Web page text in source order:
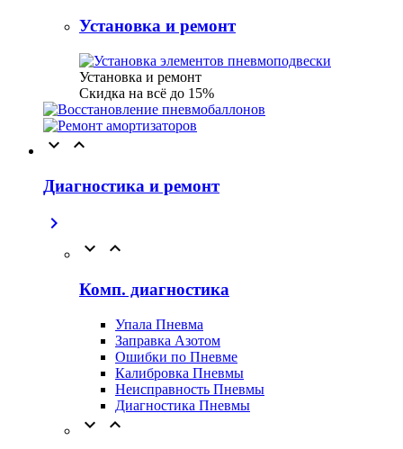
Установка и ремонт
Установка и ремонт
Скидка на всё до 15%
 
Диагностика и ремонт



Комп. диагностика
Упала Пневма
Заправка Азотом
Ошибки по Пневме
Калибровка Пневмы
Неисправность Пневмы
Диагностика Пневмы
 